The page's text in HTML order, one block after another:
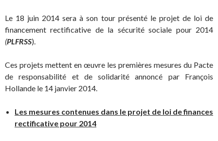
Le 18 juin 2014 sera à son tour présenté le projet de loi de
financement rectificative de la sécurité sociale pour 2014
(PLFRSS).
Ces projets mettent en œuvre les premières mesures du Pacte
de responsabilité et de solidarité annoncé par François
Hollande le 14 janvier 2014.
Les mesures contenues dans le projet de loi de finances
rectificative pour 2014